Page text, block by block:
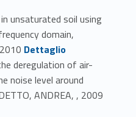
unsaturated soil using
domain,
Link identifier #identifier_person_149589-54
Dettaglio
deregulation of air-
noise level around
ANDREA, , 2009